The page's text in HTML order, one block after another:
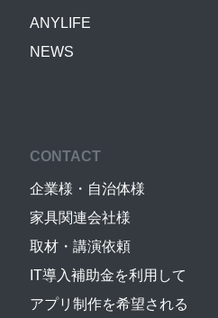
ANYLIFE
NEWS
CONTACT
企業様・自治体様
家具関連会社様
取材・講演依頼
IT導入補助金を利用して
アプリ制作を希望される